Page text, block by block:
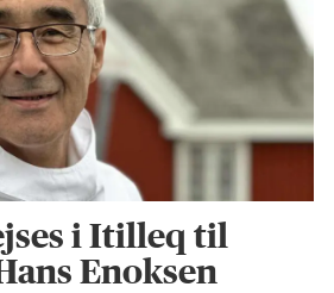
i Itilleq til
Enoksen